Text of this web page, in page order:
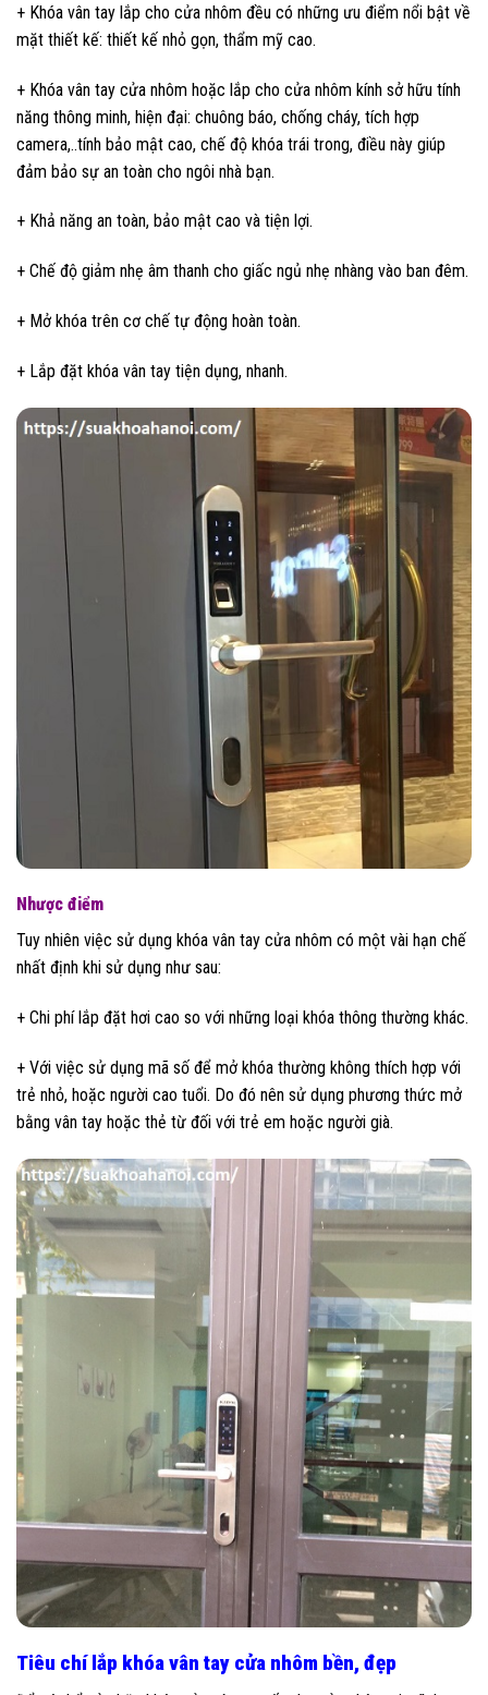
+ Khóa vân tay lắp cho cửa nhôm đều có những ưu điểm nổi bật về
mặt thiết kế: thiết kế nhỏ gọn, thẩm mỹ cao.
+ Khóa vân tay cửa nhôm hoặc lắp cho cửa nhôm kính sở hữu tính
năng thông minh, hiện đại: chuông báo, chống cháy, tích hợp
camera,..tính bảo mật cao, chế độ khóa trái trong, điều này giúp
đảm bảo sự an toàn cho ngôi nhà bạn.
+ Khả năng an toàn, bảo mật cao và tiện lợi.
+ Chế độ giảm nhẹ âm thanh cho giấc ngủ nhẹ nhàng vào ban đêm.
+ Mở khóa trên cơ chế tự động hoàn toàn.
+ Lắp đặt khóa vân tay tiện dụng, nhanh.
Nhược điểm
Tuy nhiên việc sử dụng khóa vân tay cửa nhôm có một vài hạn chế
nhất định khi sử dụng như sau:
+ Chi phí lắp đặt hơi cao so với những loại khóa thông thường khác.
+ Với việc sử dụng mã số để mở khóa thường không thích hợp với
trẻ nhỏ, hoặc người cao tuổi. Do đó nên sử dụng phương thức mở
bằng vân tay hoặc thẻ từ đối với trẻ em hoặc người già.
Tiêu chí lắp khóa vân tay cửa nhôm bền, đẹp